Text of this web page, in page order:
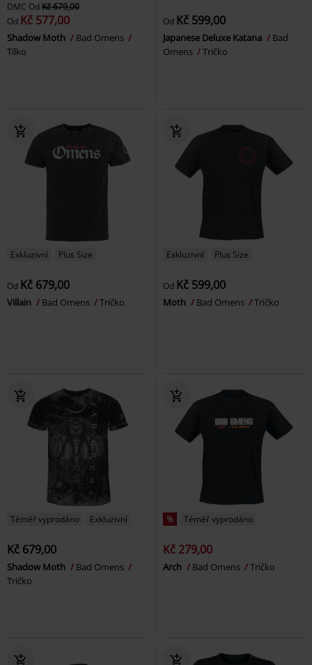
DMC Od Kč 679,00
Od Kč 577,00
Shadow Moth
Bad Omens
Tílko
Od Kč 599,00
Japanese Deluxe Katana
Bad
Omens
Tričko
Exkluzivní Plus Size
Od Kč 679,00
Villain Bad Omens Tričko
Exkluzivní Plus Size
Od Kč 599,00
Moth Bad Omens Tričko
Téměř vyprodáno Exkluzivní
Kč 679,00
Shadow Moth
Bad Omens
Tričko
% Téměř vyprodáno
Kč 279,00
Arch Bad Omens Tričko